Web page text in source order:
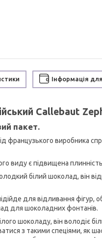
Інформація
Callebaut
пакет.
французького виробника
виду є підвищена
білий шоколад, він
для відливання фігур,
для шоколадних фонтанів.
шоколаду, він
з такими спеціями, як